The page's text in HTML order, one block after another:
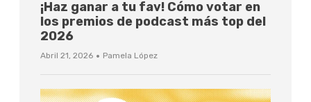
¡Haz ganar a tu fav! Cómo votar en
los premios de podcast más top del
2026
Abril 21, 2026 · Pamela López